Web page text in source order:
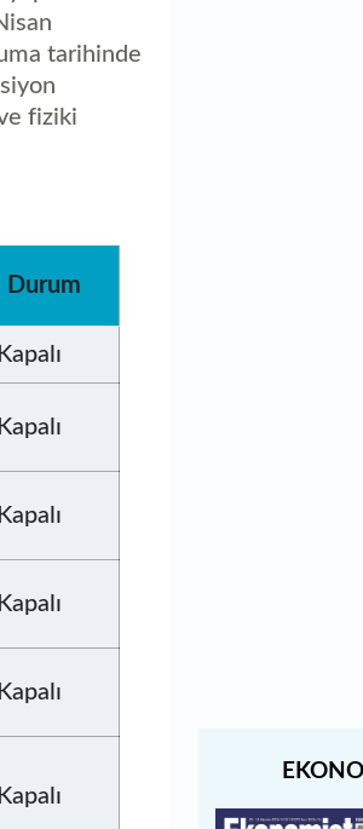
tarihinde
fiziki
Durum
Kapalı
Kapalı
Kapalı
Kapalı
Kapalı
Kapalı